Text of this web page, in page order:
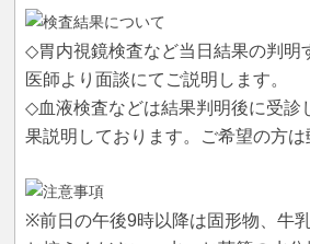
◇胃内視鏡検査など当日結果の判明
医師より面談にてご説明します。
◇血液検査などは結果判明後に受診
果説明しております。ご希望の方は
※前日の午後9時以降は固形物、牛